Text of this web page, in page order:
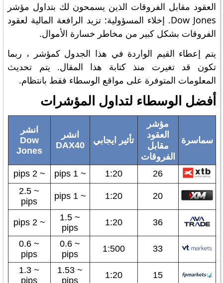
العقود مقابل الفروقات الذين يسمحون لك بتداول مؤشر
Dow ​​Jones. إخلاء المسؤولية: تزيد الرافعة المالية لعقود
الفروقات بشكل كبير من مخاطر خسارة الأموال.
يتم إعطاء القيم الواردة في هذا الجدول كمؤشر ، ربما
تكون قد تغيرت منذ كتابة هذا المقال. يتم تحديث
المعلومات المتوفرة على مواقع الوسطاء فقط بانتظام.
أفضل الوسطاء لتداول المؤشرات
سماسرة
مؤشر
العقود
مقابل
الفروقات
تأثير ايجابي
انشر
DAX40
انشر
Dow
Jones
26
1:20
~ 1 pips
~ 2 pips
20
1:20
~ 1 pips
~ 2.5
pips
36
1:20
~ 1.5
pips
~ 2 pips
33
1:500
~ 0.6
pips
~ 0.6
pips
15
1:20
~ 1.53
pips
~ 1.3
pips